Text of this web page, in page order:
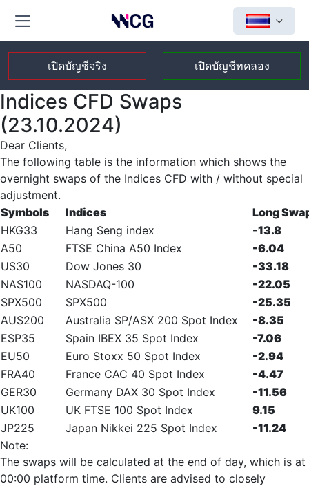
เปิดบัญชีจริง เปิดบัญชีทดลอง
Indices CFD Swaps
(23.10.2024)
Dear Clients,
The following table is the information which shows the
overnight swaps of the Indices CFD with / without special
adjustment.
Symbols
Indices
Long
HKG33
Hang Seng index
-13.8
A50
FTSE China A50 Index
-6.04
US30
Dow Jones 30
-33.18
NAS100
NASDAQ-100
-22.05
SPX500
SPX500
-25.35
AUS200
Australia SP/ASX 200 Spot Index
-8.35
ESP35
Spain IBEX 35 Spot Index
-7.06
EU50
Euro Stoxx 50 Spot Index
-2.94
FRA40
France CAC 40 Spot Index
-4.47
GER30
Germany DAX 30 Spot Index
-11.56
UK100
UK FTSE 100 Spot Index
9.15
JP225
Japan Nikkei 225 Spot Index
-11.24
Note:
The swaps will be calculated at the end of day, which is at
00:00 platform time. Clients are advised to closely